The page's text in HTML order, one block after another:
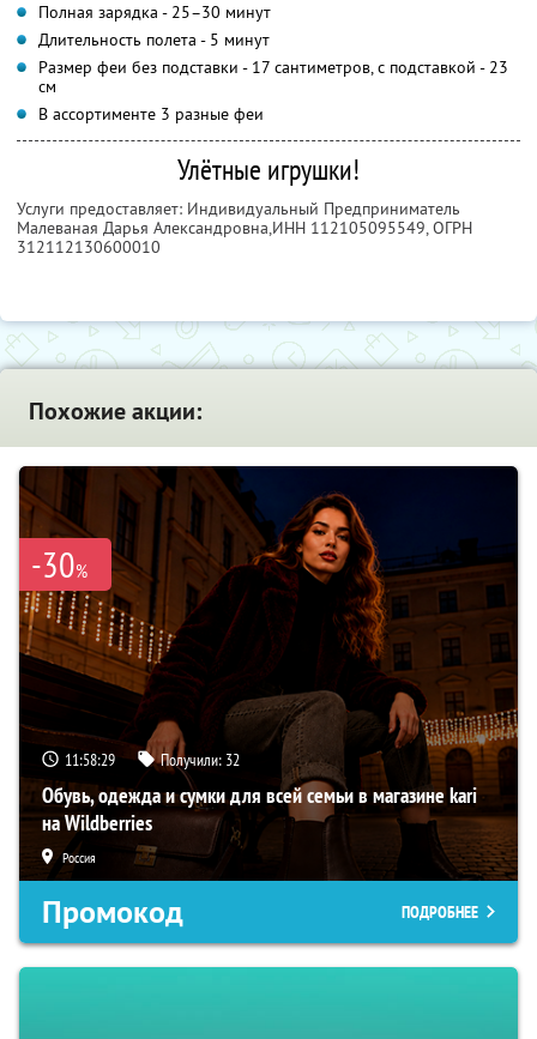
Полная зарядка - 25–30 минут
Длительность полета - 5 минут
Размер феи без подставки - 17 сантиметров, с подставкой - 23
см
В ассортименте 3 разные феи
Улётные игрушки!
Услуги предоставляет: Индивидуальный Предприниматель
Малеваная Дарья Александровна,ИНН 112105095549, ОГРН
312112130600010
Похожие акции:
-30%
11:58:28 Получили: 32
Обувь, одежда и сумки для всей семьи в магазине kari
на Wildberries
Россия
Промокод ПОДРОБНЕЕ